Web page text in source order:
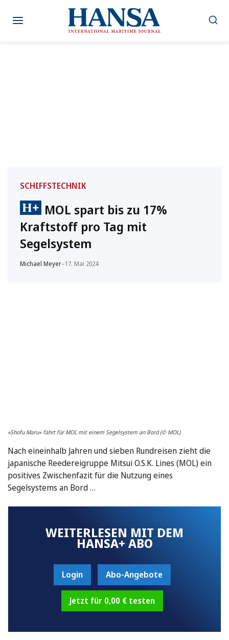
Inhalt
SCHIFFSTECHNIK
MOL spart bis zu 17%
Kraftstoff pro Tag mit
Segelsystem
Michael Meyer–17. Mai 2024
»Shofu Maru« fährt für MOL mit einem Segelsystem an Bord (© MOL)
Nach eineinhalb Jahren und sieben Rundreisen zieht die
japanische Reedereigruppe Mitsui O.S.K. Lines (MOL) ein
positives Zwischenfazit für die Nutzung eines
Segelsystems an Bord …
WEITERLESEN MIT DEM
HANSA+ ABO
Login Abo-Angebote
Jetzt für 0,00 € testen